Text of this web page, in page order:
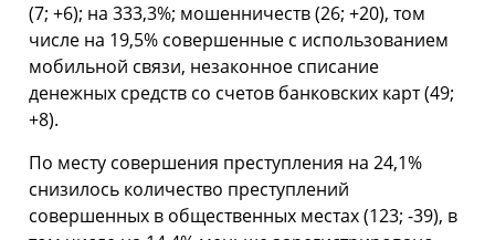
(7; +6); на 333,3%; мошенничеств (26; +20), том
числе на 19,5% совершенные с использованием
мобильной связи, незаконное списание
денежных средств со счетов банковских карт (49;
+8).
По месту совершения преступления на 24,1%
снизилось количество преступлений
совершенных в общественных местах (123; -39), в